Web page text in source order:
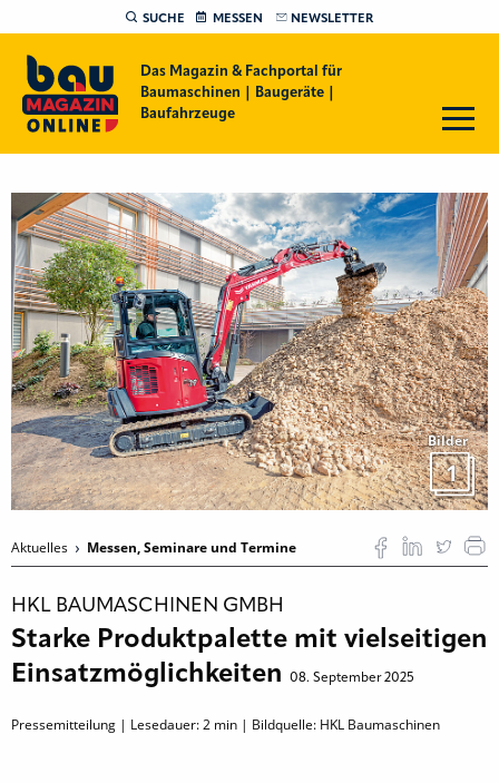
SUCHE MESSEN NEWSLETTER
Das Magazin & Fachportal für
Baumaschinen | Baugeräte |
Baufahrzeuge
Bilder
1
Aktuelles Messen, Seminare und Termine
HKL BAUMASCHINEN GMBH
Starke Produktpalette mit vielseitigen
Einsatzmöglichkeiten
08. September 2025
Pressemitteilung | Lesedauer:2 min | Bildquelle: HKL Baumaschinen